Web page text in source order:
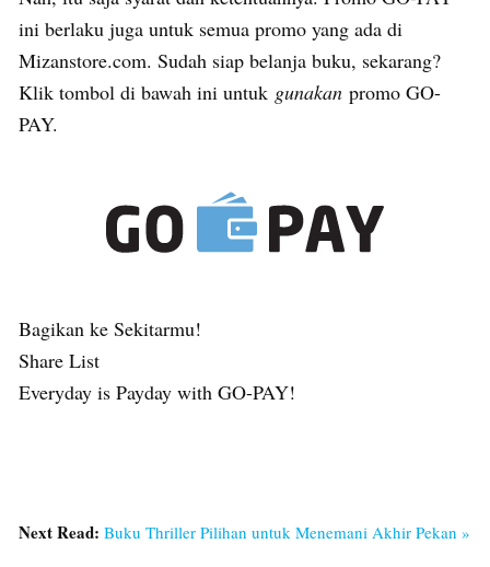
ini berlaku juga untuk semua promo yang ada di
Mizanstore.com. Sudah siap belanja buku, sekarang?
Klik tombol di bawah ini untuk gunakan promo GO-
PAY.
Bagikan ke Sekitarmu!
Share List
Everyday is Payday with GO-PAY!
Next Read: Buku Thriller Pilihan untuk Menemani Akhir Pekan »